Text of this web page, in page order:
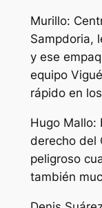
Murillo:
Sampdoria,
y ese
equipo
rápido en
Hugo Mallo:
derecho del
peligroso
también